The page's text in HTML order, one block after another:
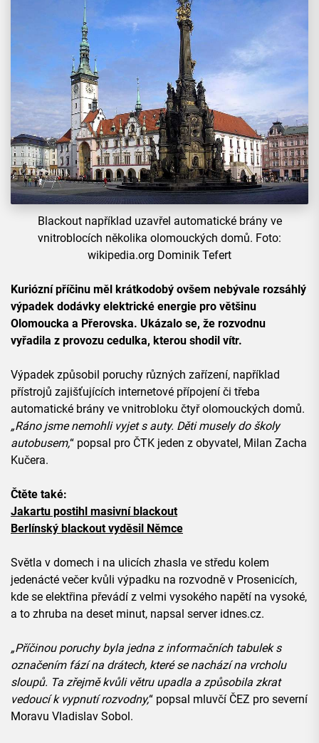
Blackout například uzavřel automatické brány ve
vnitroblocích několika olomouckých domů. Foto:
wikipedia.org Dominik Tefert
Kuriózní příčinu měl krátkodobý ovšem nebývale rozsáhlý
výpadek dodávky elektrické energie pro většinu
Olomoucka a Přerovska. Ukázalo se, že rozvodnu
vyřadila z provozu cedulka, kterou shodil vítr.
Výpadek způsobil poruchy různých zařízení, například
přístrojů zajišťujících internetové přípojení či třeba
automatické brány ve vnitrobloku čtyř olomouckých domů.
„Ráno jsme nemohli vyjet s auty. Děti musely do školy
autobusem,“ popsal pro ČTK jeden z obyvatel, Milan Zacha
Kučera.
Čtěte také:
Jakartu postihl masivní blackout
Berlínský blackout vyděsil Němce
Světla v domech i na ulicích zhasla ve středu kolem
jedenácté večer kvůli výpadku na rozvodně v Prosenicích,
kde se elektřina převádí z velmi vysokého napětí na vysoké,
a to zhruba na deset minut, napsal server idnes.cz.
„Příčinou poruchy byla jedna z informačních tabulek s
označením fází na drátech, které se nachází na vrcholu
sloupů. Ta zřejmě kvůli větru upadla a způsobila zkrat
vedoucí k vypnutí rozvodny,“ popsal mluvčí ČEZ pro severní
Moravu Vladislav Sobol.